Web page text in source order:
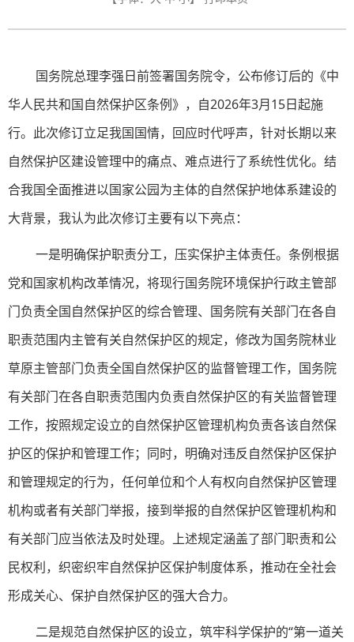
国务院总理李强日前签署国务院令，公布修订后的《中
华人民共和国自然保护区条例》，自2026年3月15日起施
行。此次修订立足我国国情，回应时代呼声，针对长期以来
自然保护区建设管理中的痛点、难点进行了系统性优化。结
合我国全面推进以国家公园为主体的自然保护地体系建设的
大背景，我认为此次修订主要有以下亮点：
一是明确保护职责分工，压实保护主体责任。条例根据
党和国家机构改革情况，将现行国务院环境保护行政主管部
门负责全国自然保护区的综合管理、国务院有关部门在各自
职责范围内主管有关自然保护区的规定，修改为国务院林业
草原主管部门负责全国自然保护区的监督管理工作，国务院
有关部门在各自职责范围内负责自然保护区的有关监督管理
工作，按照规定设立的自然保护区管理机构负责各该自然保
护区的保护和管理工作；同时，明确对违反自然保护区保护
和管理规定的行为，任何单位和个人有权向自然保护区管理
机构或者有关部门举报，接到举报的自然保护区管理机构和
有关部门应当依法及时处理。上述规定涵盖了部门职责和公
民权利，织密织牢自然保护区保护制度体系，推动在全社会
形成关心、保护自然保护区的强大合力。
二是规范自然保护区的设立，筑牢科学保护的“第一道关